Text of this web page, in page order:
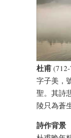
杜甫
字子美，
聖。其詩
陵只為蒼
詩作背景